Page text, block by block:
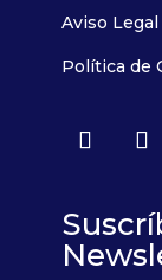
Aviso Legal
Política de